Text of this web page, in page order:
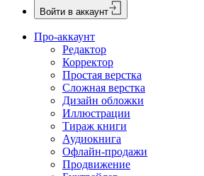
Войти в аккаунт
Про-аккаунт
Редактор
Корректор
Простая верстка
Сложная верстка
Дизайн обложки
Иллюстрации
Тираж книги
Аудиокнига
Офлайн-продажи
Продвижение